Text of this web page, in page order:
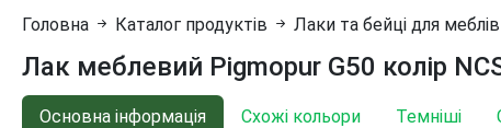
Головна Каталог продуктів Лаки та бейці для меблів
Лак меблевий Pigmopur G50 колір
Основна інформація Схожі кольори Темніші